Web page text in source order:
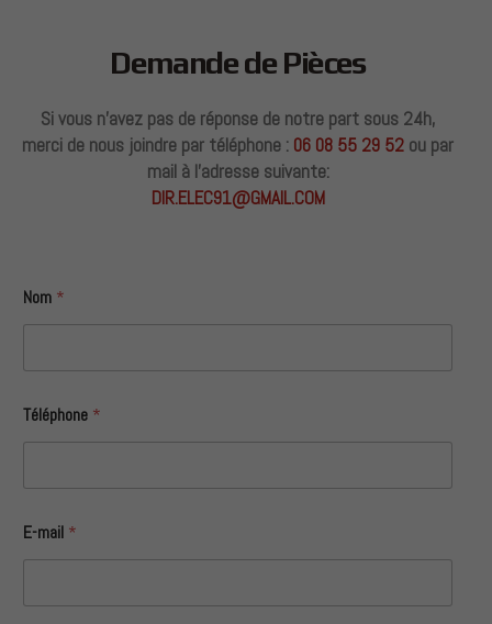
Demande de Pièces
Si vous n’avez pas de réponse de notre part sous 24h,
merci de nous joindre par téléphone : 06 08 55 29 52 ou par
mail à l’adresse suivante:
DIR.ELEC91@GMAIL.COM
Nom *
Téléphone *
E-mail *